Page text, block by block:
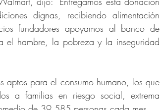
dignas, recibiendo alimentación
fundadores apoyamos al banco de
el hambre, la pobreza y la inseguridad
aptos para el consumo humano, los que
a familias en riesgo social, extrema